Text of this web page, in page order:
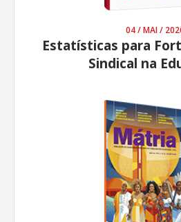
04 / MAI /
Estatísticas para
Sindical na